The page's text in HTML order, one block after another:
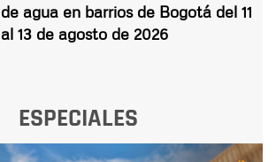
de agua en barrios de Bogotá del 11
al 13 de agosto de 2026
ESPECIALES